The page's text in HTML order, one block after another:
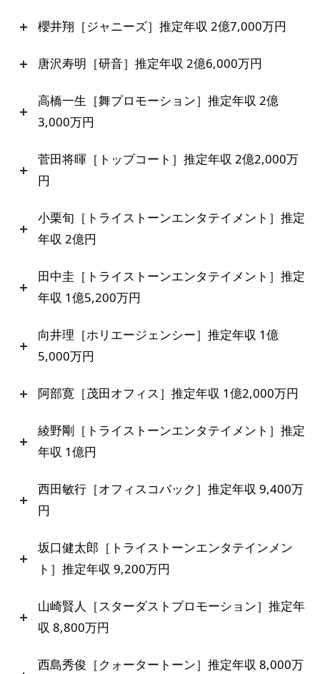
櫻井翔［ジャニーズ］推定年収 2億7,000万円
唐沢寿明［研音］推定年収 2億6,000万円
高橋一生［舞プロモーション］推定年収 2億
3,000万円
菅田将暉［トップコート］推定年収 2億2,000万
円
小栗旬［トライストーンエンタテイメント］推定
年収 2億円
田中圭［トライストーンエンタテイメント］推定
年収 1億5,200万円
向井理［ホリエージェンシー］推定年収 1億
5,000万円
阿部寛［茂田オフィス］推定年収 1億2,000万円
綾野剛［トライストーンエンタテイメント］推定
年収 1億円
西田敏行［オフィスコバック］推定年収 9,400万
円
坂口健太郎［トライストーンエンタテインメン
ト］推定年収 9,200万円
山崎賢人［スターダストプロモーション］推定年
収 8,800万円
西島秀俊［クォータートーン］推定年収 8,000万